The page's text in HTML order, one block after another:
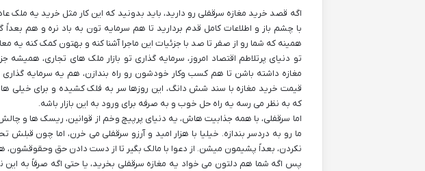
اگه قصد خرید مغازه سرقفلی رو دارید، باید بدونید که این کار مثل خرید یه
با چشم باز و اطلاعات کامل قدم بردارید تا هم سرمایه تون به باد نره و هم بعداً
همینه که شما رو از صفر تا صد با جزئیات این ماجرا آشنا کنه و بهتون کمک کنه یه
تو دنیای پرتلاطم اقتصاد امروز، سرمایه گذاری تو بازار ملک های تجاری،
مغازه داشته باشن تا هم کسب وکار خودشون رو راه بندازن، هم یه سرمایه گذاری
قیمت خرید مغازه با سند شش دانگ، این روزها سر به فلک کشیده و برای خیلی
که به نظر می رسه یه راه حل خوب و به صرفه برای ورود به این بازار باشه.
اما سرقفلی، با همه جذابیت هاش، یه دنیای پرپیچ وخم از قوانین، ریسک ها و
ما رو به دردسر بندازه. خیلیا با هزار امید و آرزو سرقفلی می خرن، اما چون
نکردن، بعداً پشیمون میشن. از دعوا با مالک بگیر تا از دست دادن حق وحقوقشون،
پس اگه شما هم دلتون می خواد یه مغازه سرقفلی بخرید، یا حتی اگه صرفاً به این